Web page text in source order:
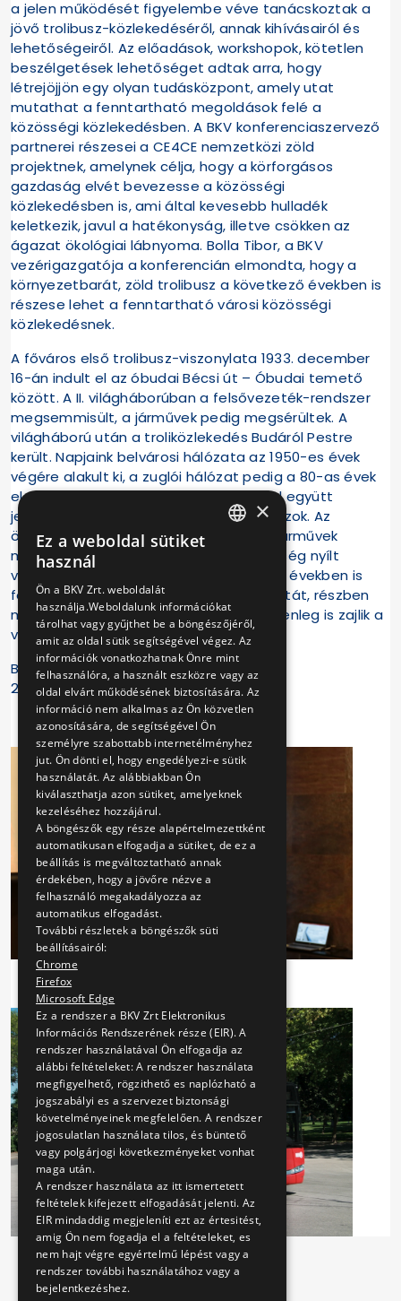
a jelen működését figyelembe véve tanácskoztak a
jövő trolibusz-közlekedéséről, annak kihívásairól és
lehetőségeiről. Az előadások, workshopok, kötetlen
beszélgetések lehetőséget adtak arra, hogy
létrejöjjön egy olyan tudásközpont, amely utat
mutathat a fenntartható megoldások felé a
közösségi közlekedésben. A BKV konferenciaszervező
partnerei részesei a CE4CE nemzetközi zöld
projektnek, amelynek célja, hogy a körforgásos
gazdaság elvét bevezesse a közösségi
közlekedésben is, ami által kevesebb hulladék
keletkezik, javul a hatékonyság, illetve csökken az
ágazat ökológiai lábnyoma. Bolla Tibor, a BKV
vezérigazgatója a konferencián elmondta, hogy a
környezetbarát, zöld trolibusz a következő években is
részese lehet a fenntartható városi közösségi
közlekedésnek.
A főváros első trolibusz-viszonylata 1933. december
16-án indult el az óbudai Bécsi út – Óbudai temető
között. A II. világháborúban a felsővezeték-rendszer
megsemmisült, a járművek pedig megsérültek. A
világháború után a troliközlekedés Budáról Pestre
került. Napjaink belvárosi hálózata az 1950-es évek
végére alakult ki, a zuglói hálózat pedig a 80-as évek
elejére. A fővárosban a betétjáratokkal együtt
jelenleg 15 vonalon közlekednek trolibuszok. Az
önjárásra képes Solaris-Skoda Trollino járművek
megjelenésével a közelmúltban lehetőség nyílt
vonalhosszabbításokra. A BKV az elmúlt években is
folyamatosan fejlesztette a trolihálózatát, részben
megújult a felsővezeték-hálózat, és jelenleg is zajlik a
villanyváltók cseréje.
BKV Zrt.
2023.11.09.
×
Ez a weboldal sütiket
használ
Ön a BKV Zrt. weboldalát
használja.Weboldalunk információkat
tárolhat vagy gyűjthet be a böngészőjéről,
amit az oldal sütik segítségével végez. Az
információk vonatkozhatnak Önre mint
felhasználóra, a használt eszközre vagy az
oldal elvárt működésének biztosítására. Az
információ nem alkalmas az Ön közvetlen
azonosítására, de segítségével Ön
személyre szabottabb internetélményhez
jut. Ön dönti el, hogy engedélyezi-e sütik
használatát. Az alábbiakban Ön
kiválaszthatja azon sütiket, amelyeknek
kezeléséhez hozzájárul.
A böngészők egy része alapértelmezettként
automatikusan elfogadja a sütiket, de ez a
beállítás is megváltoztatható annak
érdekében, hogy a jövőre nézve a
felhasználó megakadályozza az
automatikus elfogadást.
További részletek a böngészők süti
beállításairól:
Chrome
Firefox
Microsoft Edge
Ez a rendszer a BKV Zrt Elektronikus
Információs Rendszerének része (EIR). A
rendszer használatával Ön elfogadja az
alábbi feltételeket: A rendszer használata
megfigyelhető, rögzithető es naplózható a
jogszabályi es a szervezet biztonsági
követelményeinek megfelelően. A rendszer
jogosulatlan használata tilos, és büntető
vagy polgárjogi következményeket vonhat
maga után.
A rendszer használata az itt ismertetett
feltételek kifejezett elfogadását jelenti. Az
EIR mindaddig megjeleníti ezt az értesitést,
amig Ön nem fogadja el a feltételeket, es
nem hajt végre egyértelmű lépést vagy a
rendszer további használatához vagy a
bejelentkezéshez.